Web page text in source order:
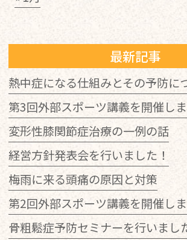
最新記事
熱中症になる仕組みとその予防に
第3回外部スポーツ講義を開催し
変形性膝関節症治療の一例の話
経営方針発表会を行いました！
梅雨に来る頭痛の原因と対策
第2回外部スポーツ講義を開催し
骨粗鬆症予防セミナーを行いまし